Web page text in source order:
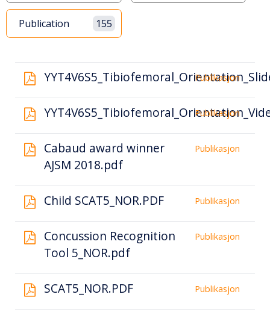
Publication 155
Liste
over
resultater
Publikasjon
Publikasjon
Cabaud award winner
AJSM 2018.pdf
Publikasjon
Child SCAT5_NOR.PDF Publikasjon
Concussion Recognition
Tool 5_NOR.pdf
Publikasjon
SCAT5_NOR.PDF Publikasjon